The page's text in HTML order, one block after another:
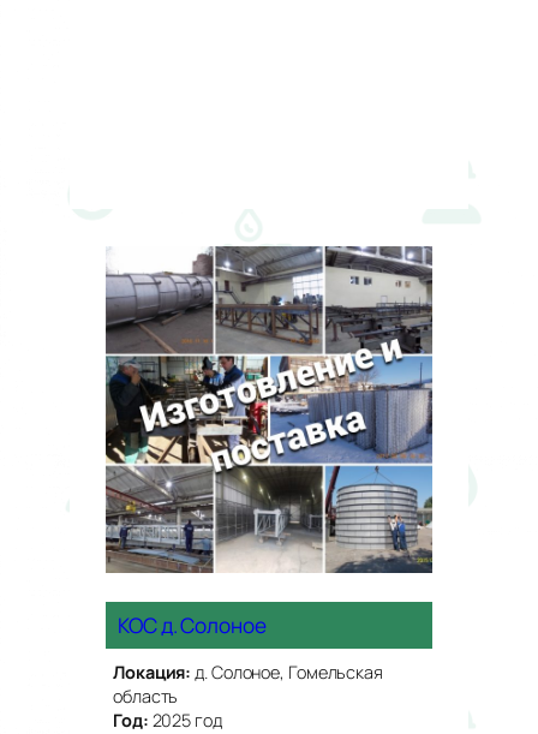
КОС д. Солоное
Локация: д. Солоное, Гомельская
область
Год: 2025 год